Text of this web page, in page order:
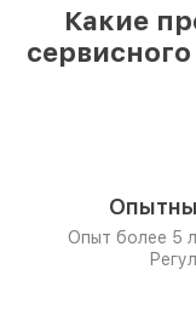
Какие
Опыт более 5